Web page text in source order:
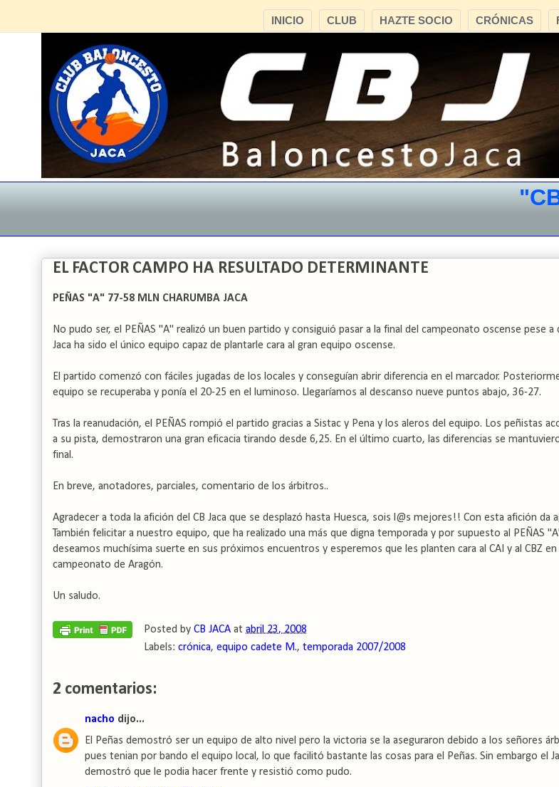
CRÓNICAS
HAZTE SOCIO
CLUB
INICIO
"CB
EL FACTOR CAMPO HA RESULTADO DETERMINANTE
PEÑAS "A" 77-58 MLN CHARUMBA JACA
No pudo ser, el PEÑAS "A" realizó un buen partido y consiguió pasar a la final del campeonato oscense pese a
Jaca ha sido el único equipo capaz de plantarle cara al gran equipo oscense.
El partido comenzó con fáciles jugadas de los locales y conseguían abrir diferencia en el marcador.
equipo se recuperaba y ponía el 20-25 en el luminoso. Llegaríamos al descanso nueve puntos abajo, 36-27.
Tras la reanudación, el PEÑAS rompió el partido gracias a Sistac y Pena y los aleros del equipo. Los peñistas
a su pista, demostraron una gran eficacia tirando desde 6,25. En el último cuarto, las diferencias se
final.
En breve, anotadores, parciales, comentario de los árbitros..
Agradecer a toda la afición del CB Jaca que se desplazó hasta Huesca, sois l@s mejores!! Con esta afición da
También felicitar a nuestro equipo, que ha realizado una más que digna temporada y por supuesto al PEÑAS
deseamos muchísima suerte en sus próximos encuentros y esperemos que les planten cara al CAI y al CBZ en
campeonato de Aragón.
Un saludo.
Posted by CB JACA at abril 23, 2008
Labels: crónica, equipo cadete M., temporada 2007/2008
2 comentarios:
nacho dijo...
El Peñas demostró ser un equipo de alto nivel pero la victoria se la aseguraron debido a los señores
pues tenian por bando el equipo local, lo que facilitó bastante las cosas para el Peñas. Sin embargo el
demostró que le podia hacer frente y resistió como pudo.